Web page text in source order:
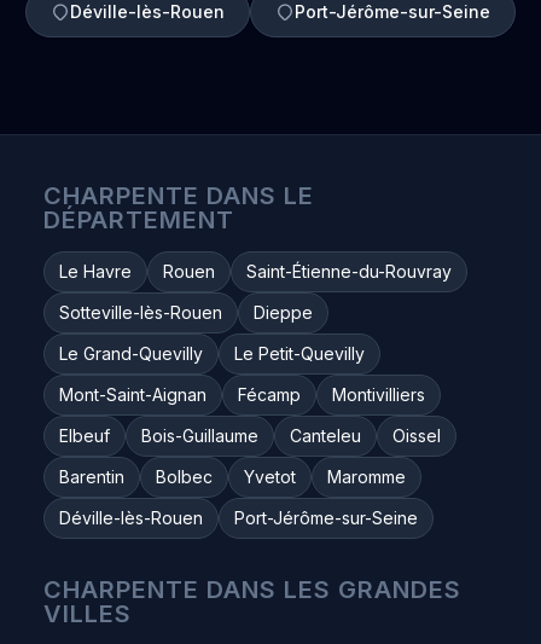
Déville-lès-Rouen Port-Jérôme-sur-Seine
CHARPENTE DANS LE
DÉPARTEMENT
Le Havre Rouen
Saint-Étienne-du-Rouvray
Sotteville-lès-Rouen
Dieppe
Le Grand-Quevilly
Le Petit-Quevilly
Mont-Saint-Aignan
Fécamp
Montivilliers
Elbeuf
Bois-Guillaume Canteleu
Oissel
Barentin
Bolbec Yvetot
Maromme
Déville-lès-Rouen
Port-Jérôme-sur-Seine
CHARPENTE DANS LES GRANDES
VILLES